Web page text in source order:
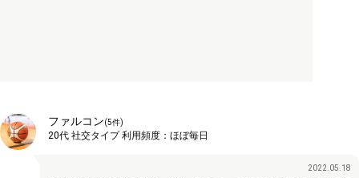
ファルコン(5件)
20代 社交タイプ利用頻度： ほぼ毎日
2022.05.18